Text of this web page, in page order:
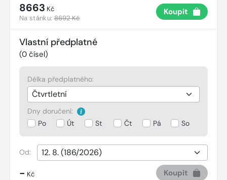
8663 Kč
Na stánku:8692 Kč
Koupit
Vlastní předplatné
(0 čísel)
Délka předplatného:
Dny doručení:
Po
Út St Čt Pá So
Od:
- Kč Koupit